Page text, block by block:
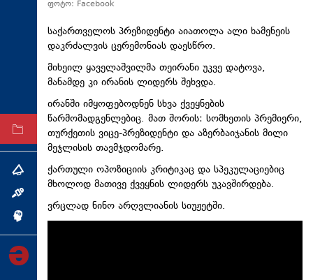
რეგიონი
კულტურა
სპორტი
ტექნოლოგიები
არქივი
თემა
ფოტო: Facebook
საქართველოს პრეზიდენტი აიათოლა ალი ხამენეის
დაკრძალვის ცერემონიას დაესწრო.
მიხეილ ყაველაშვილმა თეირანი უკვე დატოვა,
მანამდე კი ირანის ლიდერს შეხვდა.
ირანში იმყოფებოდნენ სხვა ქვეყნების
წარმომადგენლებიც. მათ შორის: სომხეთის პრემიერი,
თურქეთის ვიცე-პრეზიდენტი და აზერბაიჯანის მილი
მეჯლისის თავმჯდომარე.
ქართული ოპოზიციის კრიტიკაც და სპეკულაციებიც
მხოლოდ მათივე ქვეყნის ლიდერს უკავშირდება.
ვრცლად ნინო არღვლიანის სიუჟეტში.